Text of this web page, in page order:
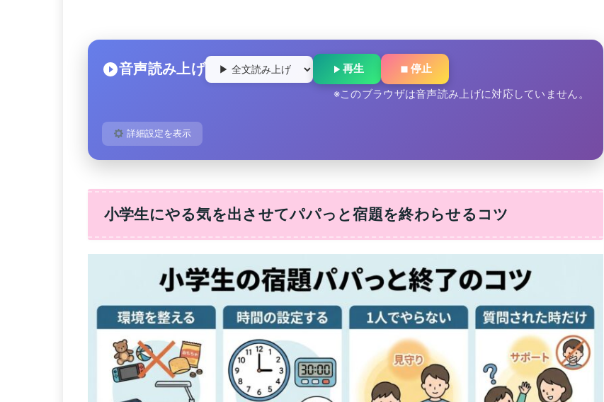
音声読み上げ 再生 停止
※このブラウザは音声読み上げに対応していません。
詳細設定を表示
小学生にやる気を出させてパパっと宿題を終わらせるコツ